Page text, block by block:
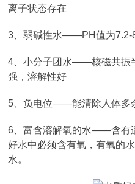
离子状态存在
3、弱碱性水——PH值为7.2-
4、小分子团水——核磁共振
强，溶解性好
5、负电位——能清除人体多
6、富含溶解氧的水——含有
好水中必须含有氧，有氧的
水。